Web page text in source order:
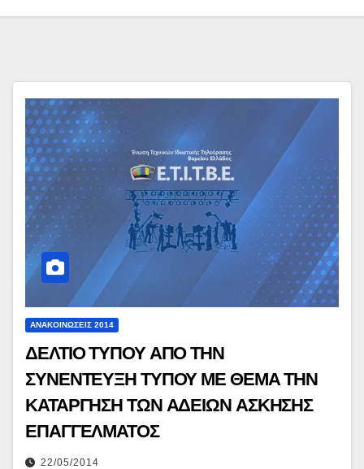
ΑΝΑΚΟΙΝΏΣΕΙΣ 2014
ΔΕΛΤΙΟ ΤΥΠΟΥ ΑΠΟ ΤΗΝ
ΣΥΝΕΝΤΕΥΞΗ ΤΥΠΟΥ ΜΕ ΘΕΜΑ ΤΗΝ
ΚΑΤΑΡΓΗΣΗ ΤΩΝ ΑΔΕΙΩΝ ΑΣΚΗΣΗΣ
ΕΠΑΓΓΕΛΜΑΤΟΣ
22/05/2014